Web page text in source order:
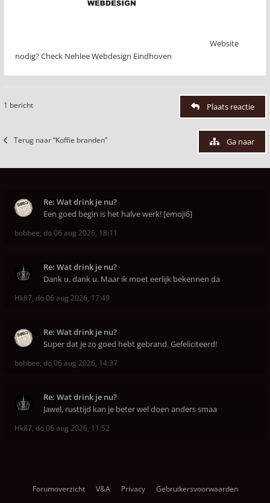
Website
nodig? Check Nehlee Webdesign Eindhoven
1 bericht Plaats reactie
Terug naar “Koffie branden” Ga naar
Re: Wat drink je nu?
Een goed begin is het halve werk! [emoji6]
bobbee, do 06 aug 2026, 18:11
Re: Wat drink je nu?
Dank u, dank u. Maar ik moet eerlijk bekennen da
Hk87, do 06 aug 2026, 17:49
Re: Wat drink je nu?
Super dat je zo goed hebt gebrand. Gefeliciteerd!
bobbee, do 06 aug 2026, 14:37
Re: Wat drink je nu?
Jawel, rusttijd kan je beter wel doen anders smaa
Hk87, do 06 aug 2026, 11:52
Forumoverzicht V&A Privacy
Gebruikersvoorwaarden